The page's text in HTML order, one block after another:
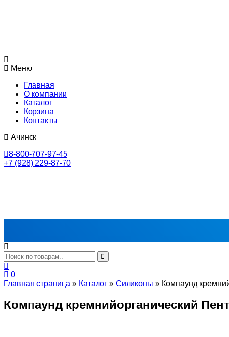
Меню
Главная
О компании
Каталог
Корзина
Контакты
Ачинск
8-800-707-97-45
+7 (928) 229-87-70
0
Главная страница » Каталог » Силиконы » Компаунд
Компаунд кремнийорганический